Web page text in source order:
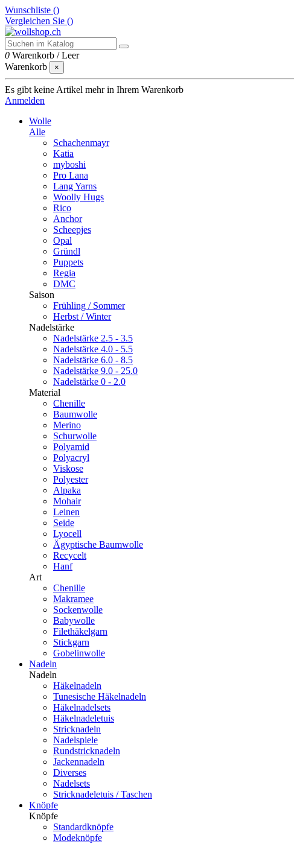
Wunschliste ()
Vergleichen Sie ()
0 Warenkorb /Leer
Warenkorb
×
Es gibt keine Artikel mehr in Ihrem Warenkorb
Anmelden
Wolle
Alle
Schachenmayr
Katia
myboshi
Pro Lana
Lang Yarns
Woolly Hugs
Rico
Anchor
Scheepjes
Opal
Gründl
Puppets
Regia
DMC
Saison
Frühling / Sommer
Herbst / Winter
Nadelstärke
Nadelstärke 2.5 - 3.5
Nadelstärke 4.0 - 5.5
Nadelstärke 6.0 - 8.5
Nadelstärke 9.0 - 25.0
Nadelstärke 0 - 2.0
Material
Chenille
Baumwolle
Merino
Schurwolle
Polyamid
Polyacryl
Viskose
Polyester
Alpaka
Mohair
Leinen
Seide
Lyocell
Ägyptische Baumwolle
Recycelt
Hanf
Art
Chenille
Makramee
Sockenwolle
Babywolle
Filethäkelgarn
Stickgarn
Gobelinwolle
Nadeln
Nadeln
Häkelnadeln
Tunesische Häkelnadeln
Häkelnadelsets
Häkelnadeletuis
Stricknadeln
Nadelspiele
Rundstricknadeln
Jackennadeln
Diverses
Nadelsets
Stricknadeletuis / Taschen
Knöpfe
Knöpfe
Standardknöpfe
Modeknöpfe